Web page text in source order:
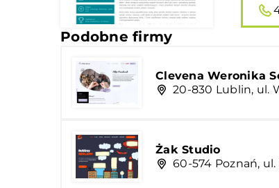
Podobne firmy
Clevena Weronika
20-830 Lublin, ul.
Żak Studio
60-574 Poznań,